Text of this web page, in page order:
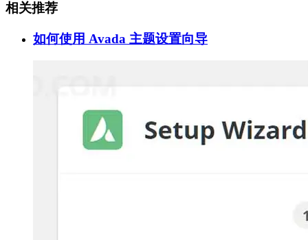
相关推荐
如何使用 Avada 主题设置向导